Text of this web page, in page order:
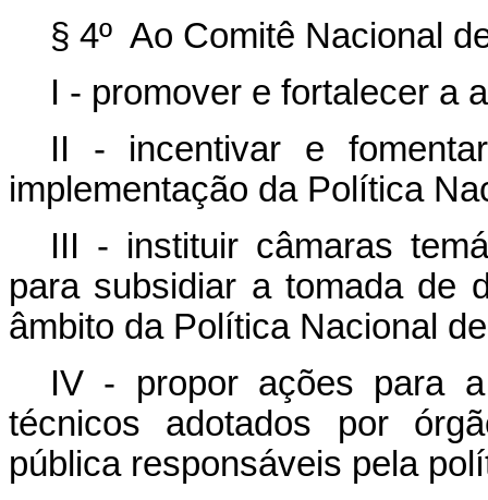
§ 4º Ao Comitê Nacional
I - promover e fortalecer a
II - incentivar e
implementação da Política
III - instituir câmaras
para subsidiar a tomada de
âmbito da Política Nacional
IV - propor ações para a
técnicos adotados por
pública responsáveis pela